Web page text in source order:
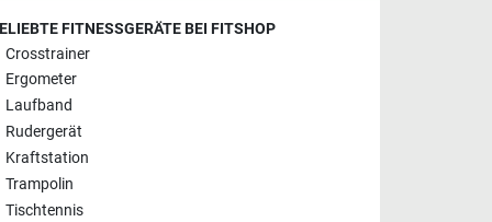
FITNESSGERÄTE BEI FITSHOP
Crosstrainer
Ergometer
Laufband
Rudergerät
Kraftstation
Trampolin
Tischtennis